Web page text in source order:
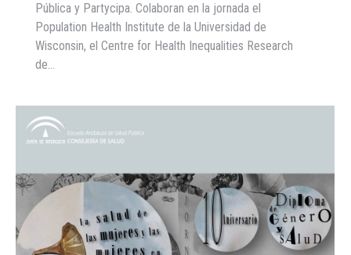
Pública y Partycipa. Colaboran en la jornada el
Population Health Institute de la Universidad de
Wisconsin, el Centre for Health Inequalities Research
de…